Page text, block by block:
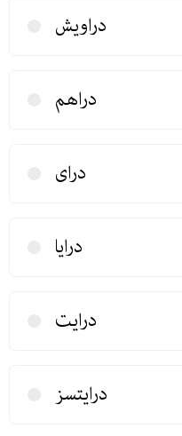
دراویش
دراهم
درای
درایا
درایت
درایتسز